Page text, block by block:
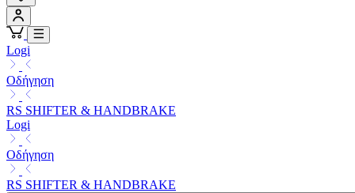
Logi
Οδήγηση
RS SHIFTER & HANDBRAKE
Logi
Οδήγηση
RS SHIFTER & HANDBRAKE